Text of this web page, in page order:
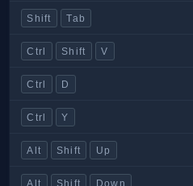
Shift Tab
Ctrl Shift V
Ctrl D
Ctrl Y
Alt Shift Up
Alt Shift Down